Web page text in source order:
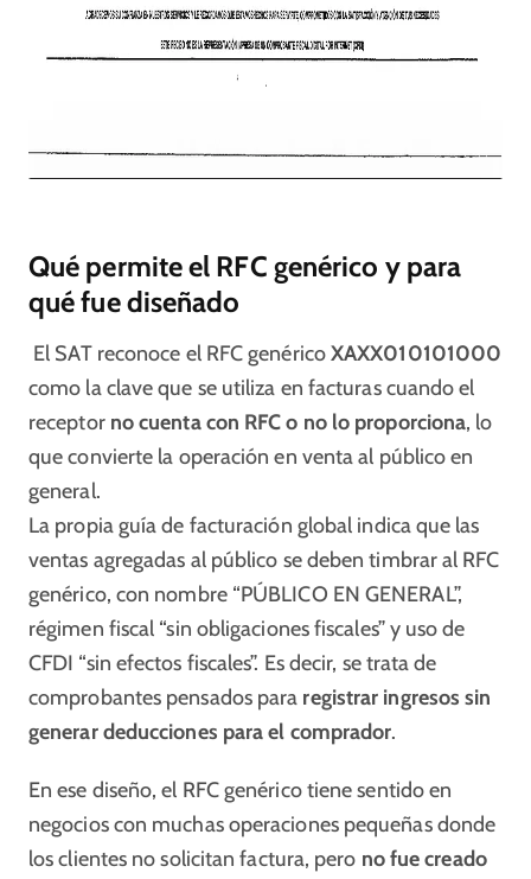
Qué permite el RFC genérico y para
qué fue diseñado
El SAT reconoce el RFC genéricoXAXX010101000
como la clave que se utiliza en facturas cuando el
receptor no cuenta con RFC o no lo proporciona, lo
que convierte la operación en venta al público en
general.
La propia guía de facturación global indica que las
ventas agregadas al público se deben timbrar al RFC
genérico, con nombre “PÚBLICO EN GENERAL”,
régimen fiscal “sin obligaciones fiscales” y uso de
CFDI “sin efectos fiscales”. Es decir, se trata de
comprobantes pensados para registrar ingresos sin
generar deducciones para el comprador.
En ese diseño, el RFC genérico tiene sentido en
negocios con muchas operaciones pequeñas donde
los clientes no solicitan factura, pero no fue creado